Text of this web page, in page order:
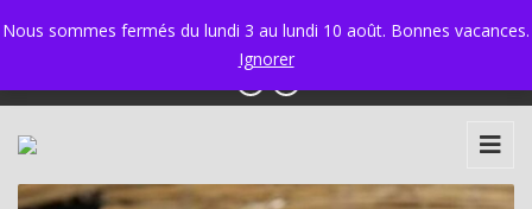
Nous sommes fermés du lundi 3 au lundi 10 août. Bonnes vacances.
Ignorer
Ixelles 02 534 34 97 - Ganshoren 02 425 58 30
|
info@boulangerie-marie.be